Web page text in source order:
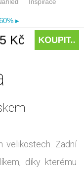
velikostech. Zadní
díky kterému